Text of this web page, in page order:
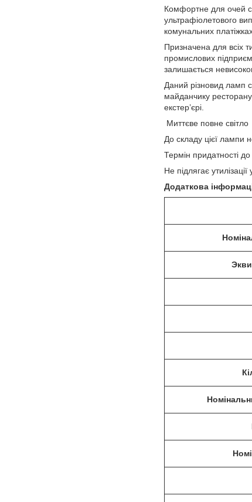
Комфортне для очей
ультрафіолетового
комунальних
Призначена для всіх
промислових
залишається
Даний різновид ламп
майданчику
екстер’єрі.
Миттєве повне світло
До складу цієї лампи
Термін придатності
Не підлягає утилізації
Додаткова